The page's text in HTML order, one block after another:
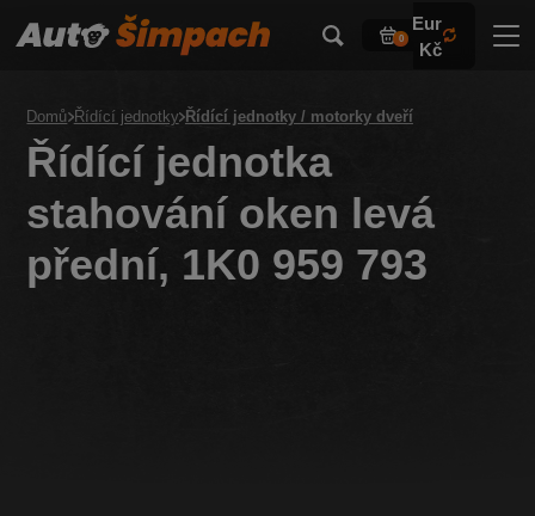
0
Eur
Kč
Domů Řídící jednotky Řídící jednotky / motorky dveří
Řídící jednotka
stahování oken levá
přední, 1K0 959 793